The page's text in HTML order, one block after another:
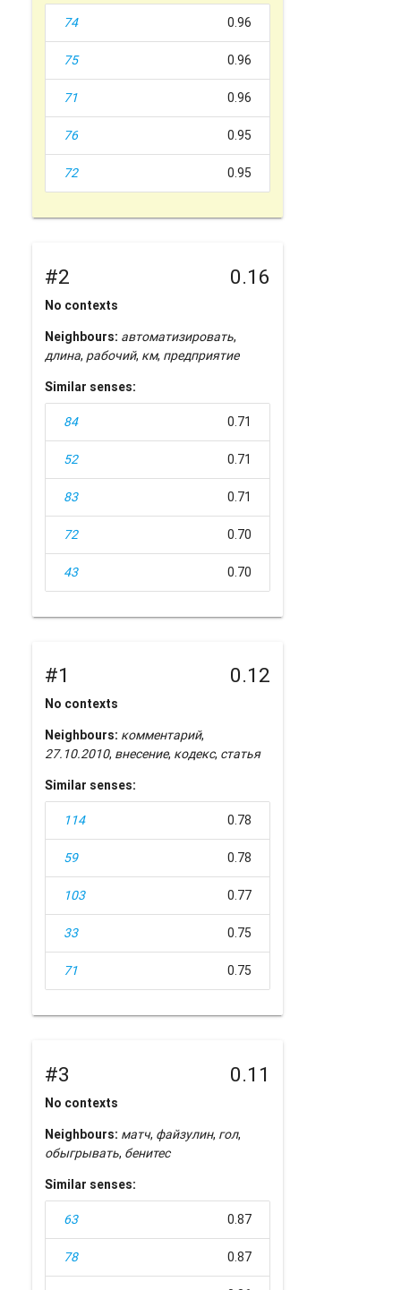
74 0.96
75 0.96
71 0.96
76 0.95
72 0.95
#2 0.16
No contexts
Neighbours: автоматизировать,
длина, рабочий, км, предприятие
Similar senses:
84 0.71
52 0.71
83 0.71
72 0.70
43 0.70
#1 0.12
No contexts
Neighbours: комментарий,
27.10.2010, внесение, кодекс, статья
Similar senses:
114 0.78
59 0.78
103 0.77
33 0.75
71 0.75
#3 0.11
No contexts
Neighbours: матч, файзулин, гол,
обыгрывать, бенитес
Similar senses:
63 0.87
78 0.87